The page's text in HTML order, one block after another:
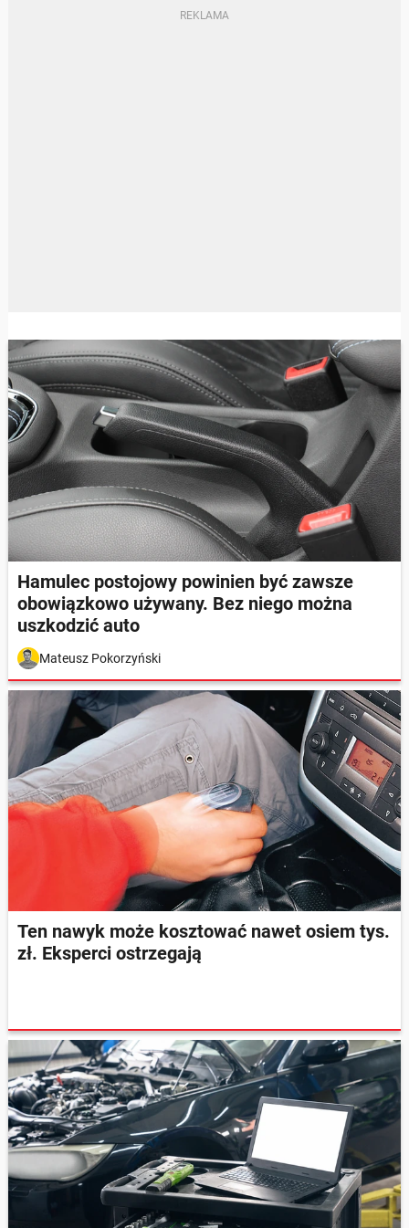
Hamulec postojowy powinien być zawsze
obowiązkowo używany. Bez niego można
uszkodzić auto
Mateusz Pokorzyński
Ten nawyk może kosztować nawet osiem tys.
zł. Eksperci ostrzegają